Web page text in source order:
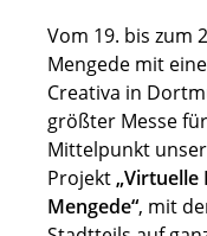
Vom 19. bis zum
Mengede mit
Creativa in
größter Messe
Mittelpunkt
Projekt„Virtuelle
Mengede“, mit